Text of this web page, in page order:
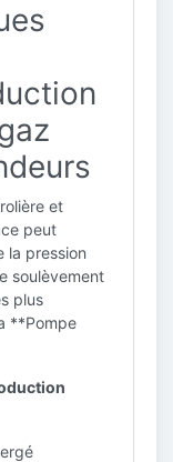
et
peut
la pression
soulèvement
plus
**Pompe